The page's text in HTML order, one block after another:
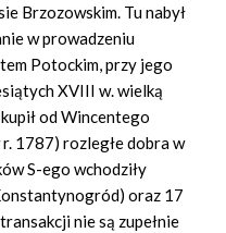
Brzozowskim. Tu nabył
w prowadzeniu
Potockim, przy jego
XVIII w. wielką
od Wincentego
1787) rozległe dobra w
S-ego wchodziły
oraz 17
nie są zupełnie